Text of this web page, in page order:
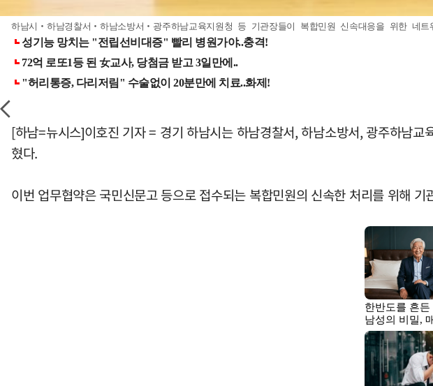
하남시‧하남경찰서‧하남소방서‧광주하남교육지원청 등 기관장들이 복합민원 신속대응을 위한 네
[하남=뉴시스]이호진 기자 = 경기 하남시는 하남경찰서, 하남소방서, 광주하남
혔다.
이번 업무협약은 국민신문고 등으로 접수되는 복합민원의 신속한 처리를 위해